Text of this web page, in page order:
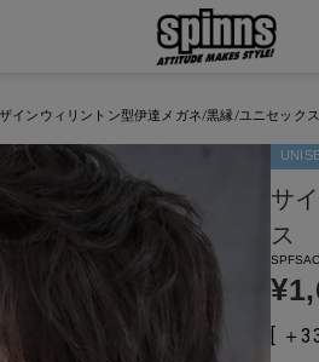
インウィリントン型伊達メガネ/黒縁/ユニセックス
サ
ス
¥
[ ＋